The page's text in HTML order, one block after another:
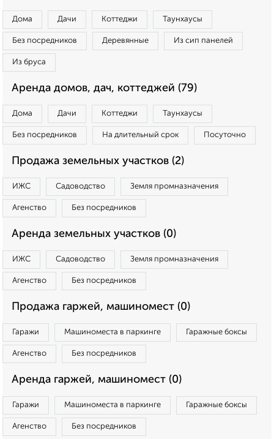
Дома Дачи Коттеджи Таунхаусы
Без посредников Деревянные Из сип панелей
Из бруса
Аренда домов, дач, коттеджей (79)
Дома Дачи Коттеджи Таунхаусы
Без посредников На длительный срок Посуточно
Продажа земельных участков (2)
ИЖС Садоводство Земля промназначения
Агенство Без посредников
Аренда земельных участков (0)
ИЖС Садоводство Земля промназначения
Агенство Без посредников
Продажа гаржей, машиномест (0)
Гаражи Машиноместа в паркинге Гаражные боксы
Агенство Без посредников
Аренда гаржей, машиномест (0)
Гаражи Машиноместа в паркинге Гаражные боксы
Агенство Без посредников